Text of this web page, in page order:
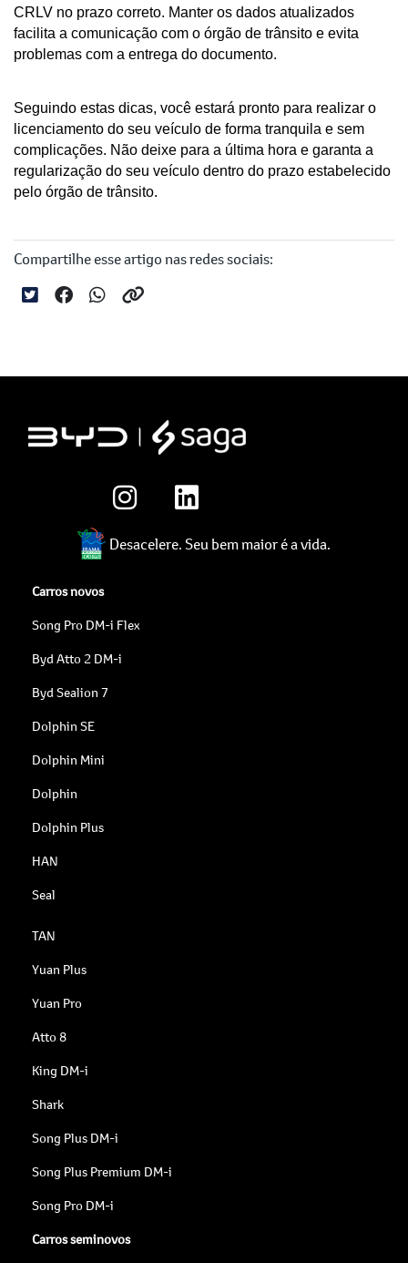
CRLV no prazo correto. Manter os dados atualizados
facilita a comunicação com o órgão de trânsito e evita
problemas com a entrega do documento.
Seguindo estas dicas, você estará pronto para realizar o
licenciamento do seu veículo de forma tranquila e sem
complicações. Não deixe para a última hora e garanta a
regularização do seu veículo dentro do prazo estabelecido
pelo órgão de trânsito.
Compartilhe esse artigo nas redes sociais:
Desacelere. Seu bem maior é a vida.
Carros novos
Song Pro DM-i Flex
Byd Atto 2 DM-i
Byd Sealion 7
Dolphin SE
Dolphin Mini
Dolphin
Dolphin Plus
HAN
Seal
TAN
Yuan Plus
Yuan Pro
Atto 8
King DM-i
Shark
Song Plus DM-i
Song Plus Premium DM-i
Song Pro DM-i
Carros seminovos